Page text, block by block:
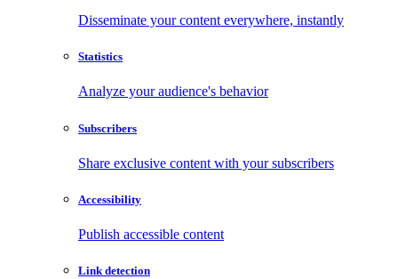
Disseminate your content everywhere, instantly
Statistics
Analyze your audience's behavior
Subscribers
Share exclusive content with your subscribers
Accessibility
Publish accessible content
Link detection